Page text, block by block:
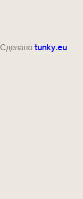
Сделаноtunky.eu